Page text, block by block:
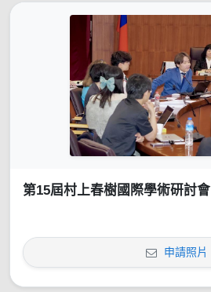
第15屆村上春樹國際學術研討會
申請照片